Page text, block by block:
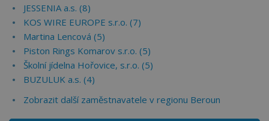
JESSENIA a.s. (8)
KOS WIRE EUROPE s.r.o. (7)
Martina Lencová (5)
Piston Rings Komarov s.r.o. (5)
Školní jídelna Hořovice, s.r.o. (5)
BUZULUK a.s. (4)
Zobrazit další zaměstnavatele v regionu Beroun